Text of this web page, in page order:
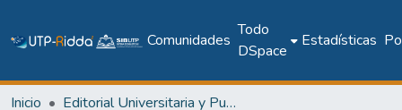
Comunidades
Todo
DSpace
Estadísticas
Inicio
Editorial Universitaria y Publicaciones Seriadas